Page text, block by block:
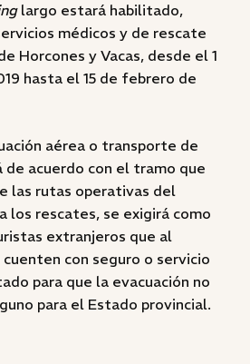
largo estará habilitado,
médicos y de rescate
Horcones y Vacas, desde el 1
hasta el 15 de febrero de
aérea o transporte de
de acuerdo con el tramo que
las rutas operativas del
los rescates, se exigirá como
extranjeros que al
con seguro o servicio
para que la evacuación no
para el Estado provincial.